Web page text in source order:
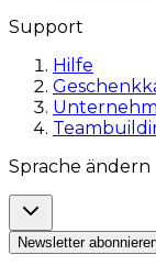
Support
Hilfe
Sprache ändern
Newsletter